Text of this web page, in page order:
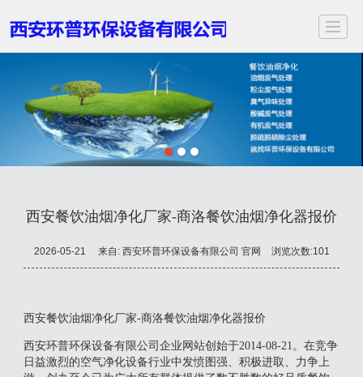
服务项目应用领域 案例展示新闻动态视频中心
西安餐饮油烟净化厂家-商洛餐饮油烟净化器报价
2026-05-21 来自: 西安环普环保设备有限公司 官网 浏览次数:101
西安餐饮油烟净化厂家-商洛餐饮油烟净化器报价
西安环普环保设备有限公司企业网站创始于2014-08-21。在竞争
日益激烈的空气净化设备行业中发愤图强、积极进取、力争上